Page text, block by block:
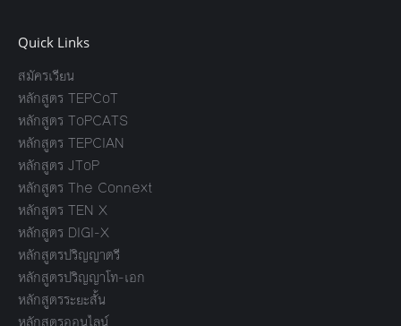
Quick Links
สมัครเรียน
หลักสูตร TEPCoT
หลักสูตร ToPCATS
หลักสูตร TEPCIAN
หลักสูตร JToP
หลักสูตร The Connext
หลักสูตร TEN X
หลักสูตร DIGI-X
หลักสูตรปริญญาตรี
หลักสูตรปริญญาโท-เอก
หลักสูตรระยะสั้น
หลักสูตรออนไลน์